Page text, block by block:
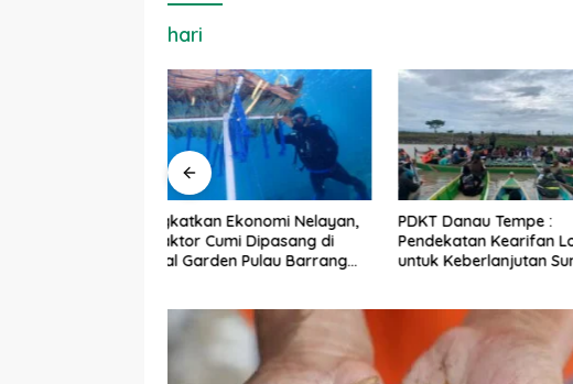
hari
PDKT Danau Tempe :
Pendekatan Kearifan Lokal
untuk Keberlanjutan Sumber
Cara Mengatasi
pada Sapi Perah
dan Medis